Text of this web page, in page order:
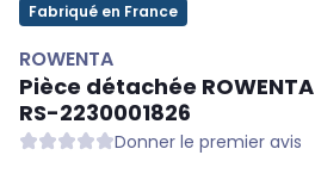
Fabriqué en France
ROWENTA
Pièce détachée ROWENTA
RS-2230001826
Donner le premier avis